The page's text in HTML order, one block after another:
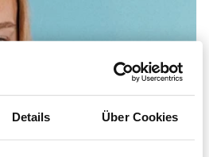
Details Über Cookies